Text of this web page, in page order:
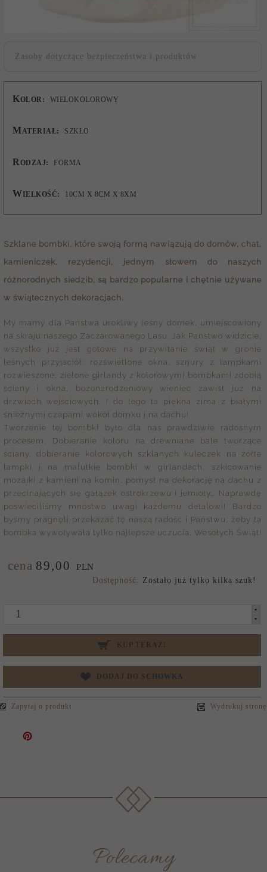
Zasoby dotyczące bezpieczeństwa i produktów
KOLOR: WIELOKOLOROWY
MATERIAŁ: SZKŁO
R ODZAJ: FORMA
W IELKOŚĆ: 10CM X 8CM X 8XM
Szklane bombki, które swoją formą nawiązują do domów, chat,
kamieniczek, rezydencji, jednym słowem do naszych
różnorodnych siedzib, są bardzo popularne i chętnie używane
w świątecznych dekoracjach.
My mamy dla Państwa urokliwy leśny domek, umiejscowiony
na skraju naszego Zaczarowanego Lasu. Jak Państwo widzicie,
wszystko już jest gotowe na przywitanie świąt w gronie
leśnych przyjaciół: rozświetlone okna, sznury z lampkami
rozwieszone, zielone girlandy z kolorowymi bombkami zdobią
ściany i okna, bożonarodzeniowy wieniec zawisł już na
drzwiach wejściowych. I do tego ta piękna zima z białymi
śnieżnymi czapami wokół domku i na dachu!
Tworzenie tej bombki było dla nas prawdziwie radosnym
procesem. Dobieranie koloru na drewniane bale tworzące
ściany, dobieranie kolorowych szklanych kuleczek na żółte
lampki i na malutkie bombki w girlandach, szkicowanie
mozaiki z kamieni na komin, pomysł na dekorację na dachu z
przecinających się gałązek ostrokrzewu i jemioły… Naprawdę
poświeciliśmy mnóstwo uwagi każdemu detalowi! Bardzo
byśmy pragnęli przekazać tę naszą radość i Państwu, żeby ta
bombka wywoływała tylko najlepsze uczucia. Wesołych Świąt!
cena 89,00 PLN
Dostępność: Zostało już tylko kilka szuk!
KUP TERAZ!
DODAJ DO SCHOWKA
Zapytaj o produkt Wydrukuj stronę
Polecamy